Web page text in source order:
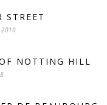
STREET
2010
NOTTING HILL